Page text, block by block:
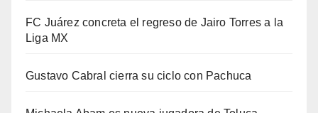
FC Juárez concreta el regreso de Jairo Torres a la
Liga MX
Gustavo Cabral cierra su ciclo con Pachuca